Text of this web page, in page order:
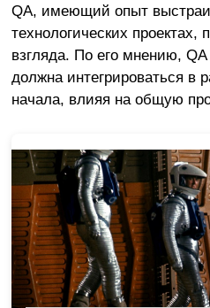
QA, имеющий опыт
технологических проектах,
взгляда. По его мнению,
должна интегрироваться в
начала, влияя на общую